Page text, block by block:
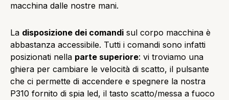
macchina dalle nostre mani.
La disposizione dei comandi sul corpo macchina è
abbastanza accessibile. Tutti i comandi sono infatti
posizionati nella parte superiore: vi troviamo una
ghiera per cambiare le velocità di scatto, il pulsante
che ci permette di accendere e spegnere la nostra
P310 fornito di spia led, il tasto scatto/messa a fuoco